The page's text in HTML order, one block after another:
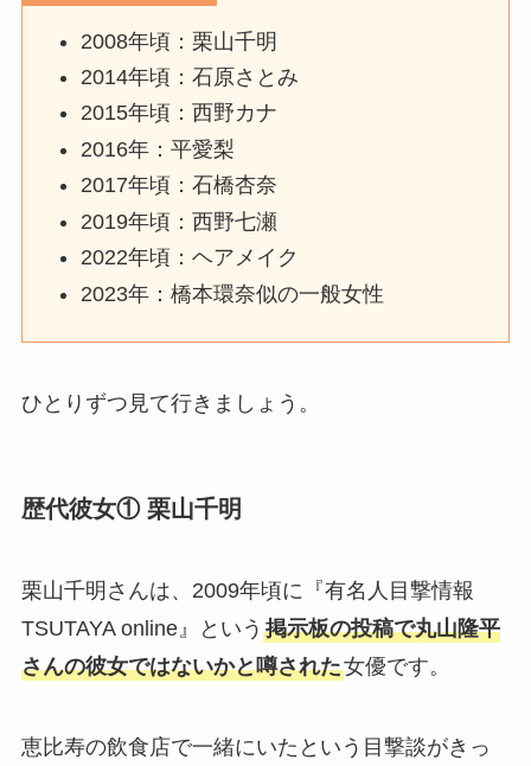
2008年頃：栗山千明
2014年頃：石原さとみ
2015年頃：西野カナ
2016年：平愛梨
2017年頃：石橋杏奈
2019年頃：西野七瀬
2022年頃：ヘアメイク
2023年：橋本環奈似の一般女性
ひとりずつ見て行きましょう。
歴代彼女① 栗山千明
栗山千明さんは、2009年頃に『有名人目撃情報
TSUTAYA online』という 掲示板の投稿で丸山隆平
さんの彼女ではないかと噂された女優です。
恵比寿の飲食店で一緒にいたという目撃談がきっ